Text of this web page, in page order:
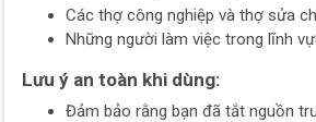
Các thợ công nghiệp và thợ sửa
Những người làm việc trong lĩnh
Lưu ý an toàn khi dùng:
Đảm bảo rằng bạn đã tắt nguồn